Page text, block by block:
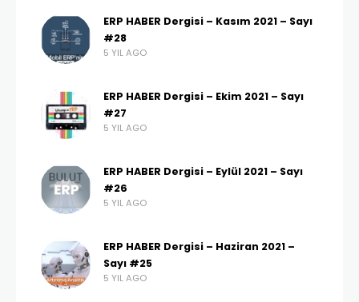
ERP HABER Dergisi – Kasım 2021 – Sayı
#28
5 YIL AGO
ERP HABER Dergisi – Ekim 2021 – Sayı
#27
5 YIL AGO
ERP HABER Dergisi – Eylül 2021 – Sayı
#26
5 YIL AGO
ERP HABER Dergisi – Haziran 2021 –
Sayı #25
5 YIL AGO